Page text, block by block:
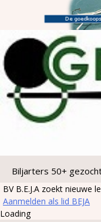
Biljarters 50+
BV B.E.J.A zoekt nieuwe
Aanmelden als lid BEJA
Loading